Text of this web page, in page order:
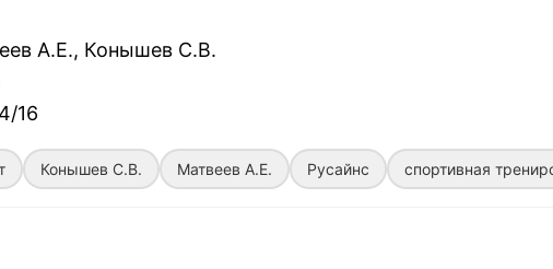
А.Е., Конышев С.В.
16
Конышев С.В. Матвеев А.Е. Русайнс спортивная